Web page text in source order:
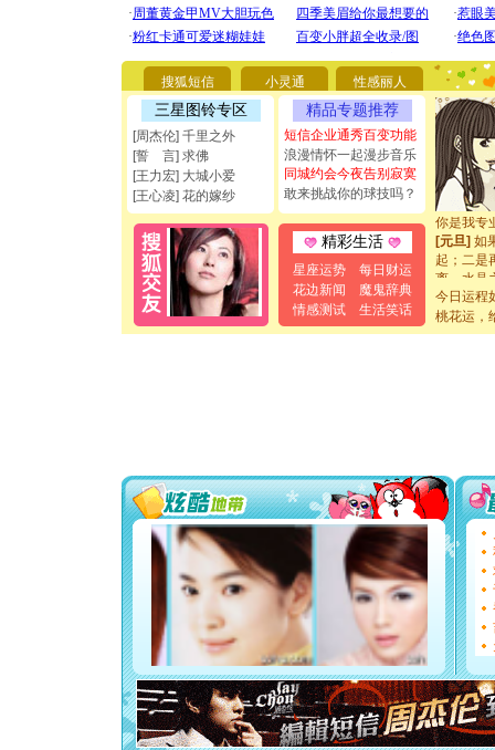
搜狐短信 小灵通 性感丽人
三星图铃专区
[周杰伦] 千里之外
[誓 言] 求佛
[王力宏] 大城小爱
[王心凌] 花的嫁纱
精品专题推荐
短信企业通秀百变功能
浪漫情怀一起漫步音乐
同城约会今夜告别寂寞
敢来挑战你的球技吗？
精彩生活
星座运势
每日财运
花边新闻
魔鬼辞典
情感测试
生活笑话
你太多
要平安！
[圣诞节]
能正大光
都要快乐
[圣诞节]
如意,快
[元旦]看
断电。爱
你是我专
[元旦]如
起；二是
离。水晶
[元旦]当
泣，这痛
卖了。水
你太多，
要平安
[圣诞节]
能正大
都要快乐
[圣诞节]
如意,快
[元旦]
看
断电。
你是我
[元旦]
起；二是
离。水晶
[元旦]当
泣，这痛
今日运程
桃花运，